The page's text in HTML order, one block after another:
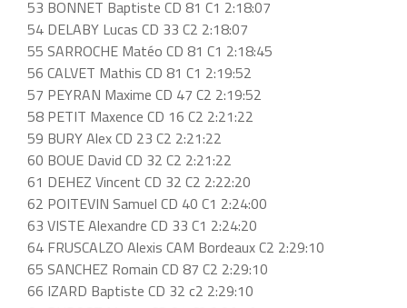
53 BONNET Baptiste CD 81 C1 2:18:07
54 DELABY Lucas CD 33 C2 2:18:07
55 SARROCHE Matéo CD 81 C1 2:18:45
56 CALVET Mathis CD 81 C1 2:19:52
57 PEYRAN Maxime CD 47 C2 2:19:52
58 PETIT Maxence CD 16 C2 2:21:22
59 BURY Alex CD 23 C2 2:21:22
60 BOUE David CD 32 C2 2:21:22
61 DEHEZ Vincent CD 32 C2 2:22:20
62 POITEVIN Samuel CD 40 C1 2:24:00
63 VISTE Alexandre CD 33 C1 2:24:20
64 FRUSCALZO Alexis CAM Bordeaux C2 2:29:10
65 SANCHEZ Romain CD 87 C2 2:29:10
66 IZARD Baptiste CD 32 c2 2:29:10